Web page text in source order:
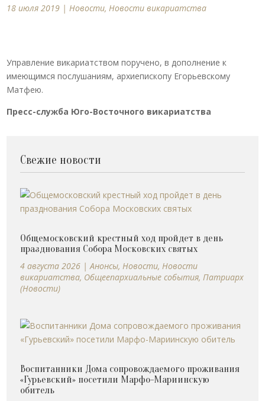
18 июля 2019 |Новости,Новости викариатства
Управление викариатством поручено, в дополнение к
имеющимся послушаниям, архиепископу Егорьевскому
Матфею.
Пресс-служба Юго-Восточного викариатства
Свежие новости
Общемосковский крестный ход пройдет в день
празднования Собора Московских святых
4 августа 2026 |Анонсы,Новости,Новости
викариатства, Общеепархиальные события,Патриарх
(Новости)
Воспитанники Дома сопровождаемого проживания
«Гурьевский» посетили Марфо-Мариинскую
обитель